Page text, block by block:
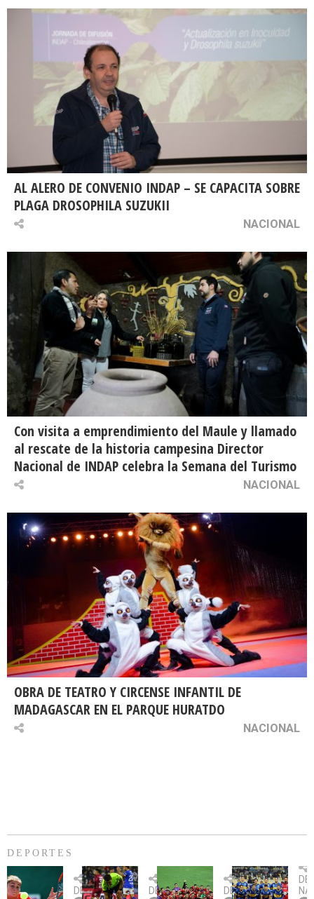
AL ALERO DE CONVENIO INDAP – SE CAPACITA SOBRE
PLAGA DROSOPHILA SUZUKII
NACIONAL
Con visita a emprendimiento del Maule y llamado
al rescate de la historia campesina Director
Nacional de INDAP celebra la Semana del Turismo
NACIONAL
OBRA DE TEATRO Y CIRCENSE INFANTIL DE
MADAGASCAR EN EL PARQUE HURATDO
NACIONAL
DEPORTES
Billie
Jean
DEPORTES
U.
Católica
DEPORTES
Copa
Sudamericana:
DEPORTES